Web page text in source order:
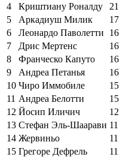
4
Криштиану Роналду
21
5
Аркадиуш Милик
17
6
Леонардо Паволетти
16
7
Дрис Мертенс
16
8
Франческо Капуто
16
9
Андреа Петанья
16
10 Чиро Иммобиле
15
11 Андреа Белотти
15
12 Йосип Иличич
12
13 Стефан Эль-Шаарави 11
14 Жервиньо
11
15 Грегоре Дефрель 11